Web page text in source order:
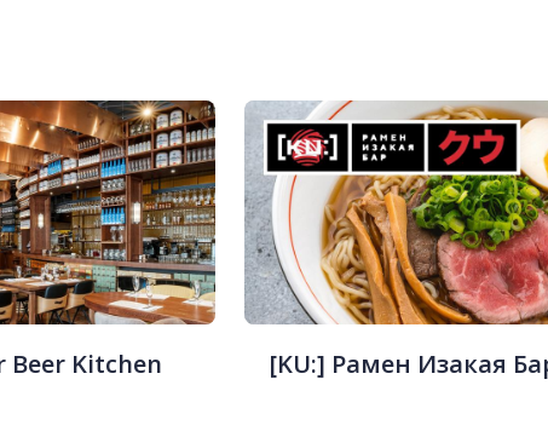
Beer Kitchen [KU:] Рамен Изакая